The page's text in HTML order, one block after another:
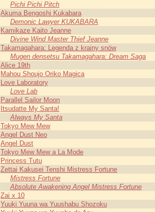
Pichi Pichi Pitch
Akuma Bengoshi Kukabara
Demonic Lawyer KUKABARA
Kamikaze Kaito Jeanne
Divine Wind Master Thief Jeanne
Takamagahara: Legenda z krainy snów
Mugen densetsu Takamagahara: Dream Saga
Alice 19th
Mahou Shoujo Oriko Magica
Love Laboratory
Love Lab
Parallel Sailor Moon
Itsudatte My Santa!
Always My Santa
Tokyo Mew Mew
Angel Dust Neo
Angel Dust
Tokyo Mew Mew a La Mode
Princess Tutu
Zettai Kakusei Tenshi Mistress Fortune
Mistress Fortune
Absolute Awakening Angel Mistress Fortune
Zai x 10
Yuuki Yuuna wa Yuushabu Shozoku